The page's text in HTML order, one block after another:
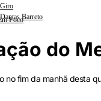
FocoBarreto
do
fim da manhã desta